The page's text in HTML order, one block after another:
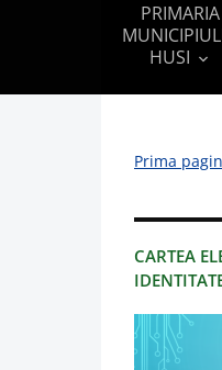
PRIMARIA
HUSI
Prima
CARTEA